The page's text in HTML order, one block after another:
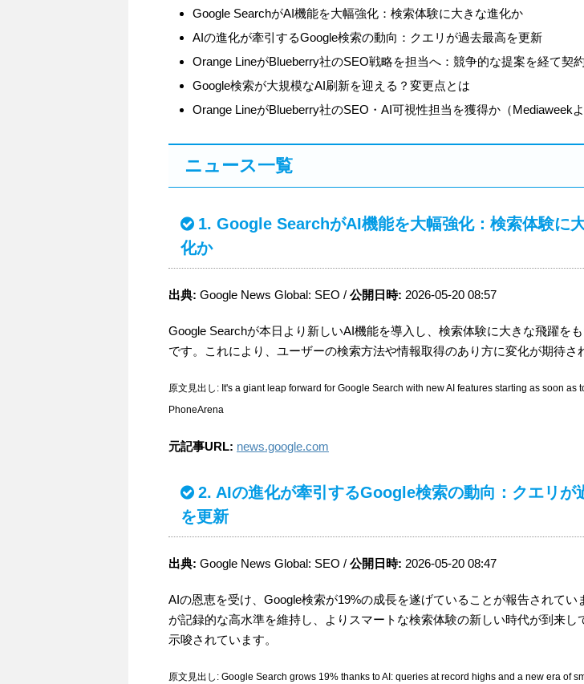
Google SearchがAI機能を大幅強化：検索体験に大きな進化か
AIの進化が牽引するGoogle検索の動向：クエリが過去最高を更新
Orange LineがBlueberry社のSEO戦略を担当へ：競争的な提案を経て契
Google検索が大規模なAI刷新を迎える？変更点とは
Orange LineがBlueberry社のSEO・AI可視性担当を獲得か（Mediaweekよ
ニュース一覧
1. Google SearchがAI機能を大幅強化：検索体験に
化か
出典: Google News Global: SEO / 公開日時: 2026-05-20 08:57
Google Searchが本日より新しいAI機能を導入し、検索体験に大きな飛躍を
です。これにより、ユーザーの検索方法や情報取得のあり方に変化が期待さ
原文見出し: It's a giant leap forward for Google Search with new AI features starting as soon as
PhoneArena
元記事URL: news.google.com
2. AIの進化が牽引するGoogle検索の動向：クエリが
を更新
出典: Google News Global: SEO / 公開日時: 2026-05-20 08:47
AIの恩恵を受け、Google検索が19%の成長を遂げていることが報告されてい
が記録的な高水準を維持し、よりスマートな検索体験の新しい時代が到来し
示唆されています。
原文見出し: Google Search grows 19% thanks to AI: queries at record highs and a new era of